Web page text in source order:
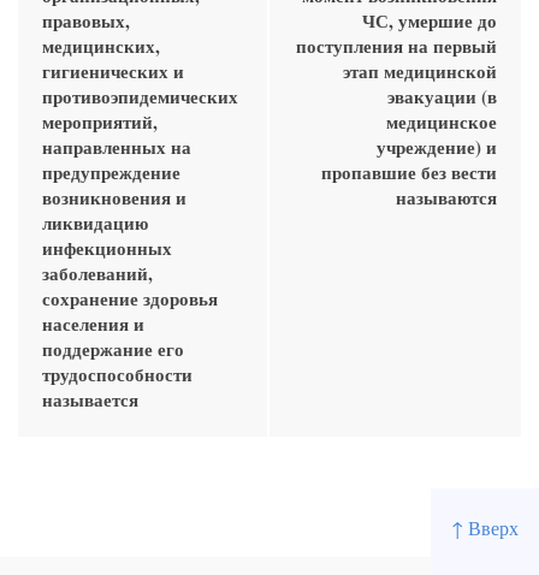
↑ Вверх
правовых,
медицинских,
гигиенических и
противоэпидемических
мероприятий,
направленных на
предупреждение
возникновения и
ликвидацию
инфекционных
заболеваний,
сохранение здоровья
населения и
поддержание его
трудоспособности
называется
ЧС, умершие до
поступления на первый
этап медицинской
эвакуации (в
медицинское
учреждение) и
пропавшие без вести
называются